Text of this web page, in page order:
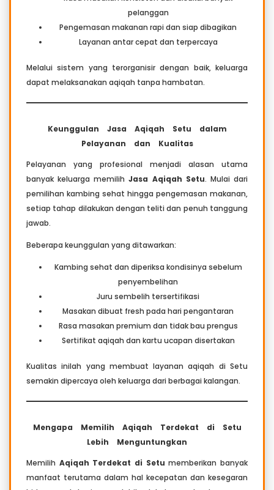
pelanggan
Pengemasan makanan rapi dan siap dibagikan
Layanan antar cepat dan terpercaya
Melalui sistem yang terorganisir dengan baik, keluarga
dapat melaksanakan aqiqah tanpa hambatan.
Keunggulan Jasa Aqiqah Setu dalam
Pelayanan dan Kualitas
Pelayanan yang profesional menjadi alasan utama
banyak keluarga memilihJasa Aqiqah Setu. Mulai dari
pemilihan kambing sehat hingga pengemasan makanan,
setiap tahap dilakukan dengan teliti dan penuh tanggung
jawab.
Beberapa keunggulan yang ditawarkan:
Kambing sehat dan diperiksa kondisinya sebelum
penyembelihan
Juru sembelih tersertifikasi
Masakan dibuat fresh pada hari pengantaran
Rasa masakan premium dan tidak bau prengus
Sertifikat aqiqah dan kartu ucapan disertakan
Kualitas inilah yang membuat layanan aqiqah di Setu
semakin dipercaya oleh keluarga dari berbagai kalangan.
Mengapa Memilih Aqiqah Terdekat di Setu
Lebih Menguntungkan
Memilih Aqiqah Terdekat di Setu memberikan banyak
manfaat terutama dalam hal kecepatan dan kesegaran